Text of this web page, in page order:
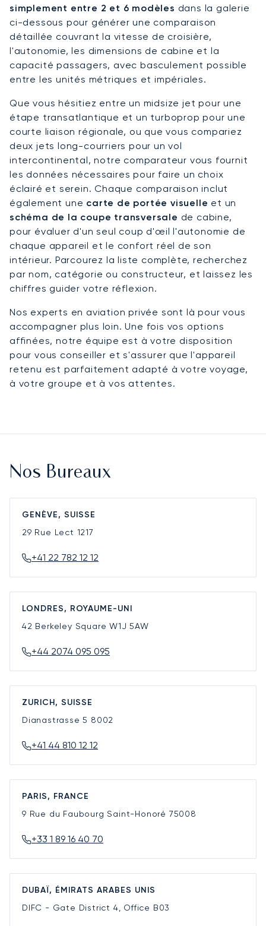
simplement entre 2 et 6 modèles dans la galerie
ci-dessous pour générer une comparaison
détaillée couvrant la vitesse de croisière,
l'autonomie, les dimensions de cabine et la
capacité passagers, avec basculement possible
entre les unités métriques et impériales.
Que vous hésitiez entre un midsize jet pour une
étape transatlantique et un turboprop pour une
courte liaison régionale, ou que vous compariez
deux jets long-courriers pour un vol
intercontinental, notre comparateur vous fournit
les données nécessaires pour faire un choix
éclairé et serein. Chaque comparaison inclut
également une carte de portée visuelle et un
schéma de la coupe transversale de cabine,
pour évaluer d'un seul coup d'œil l'autonomie de
chaque appareil et le confort réel de son
intérieur. Parcourez la liste complète, recherchez
par nom, catégorie ou constructeur, et laissez les
chiffres guider votre réflexion.
Nos experts en aviation privée sont là pour vous
accompagner plus loin. Une fois vos options
affinées, notre équipe est à votre disposition
pour vous conseiller et s'assurer que l'appareil
retenu est parfaitement adapté à votre voyage,
à votre groupe et à vos attentes.
Nos Bureaux
GENÈVE, SUISSE
29 Rue Lect 1217
+41 22 782 12 12
LONDRES, ROYAUME-UNI
42 Berkeley SquareW1J 5AW
+44 2074 095 095
ZURICH, SUISSE
Dianastrasse 5 8002
+41 44 810 12 12
PARIS, FRANCE
9 Rue du Faubourg Saint-Honoré 75008
+33 1 89 16 40 70
DUBAÏ, ÉMIRATS ARABES UNIS
DIFC - Gate District 4, Office B03